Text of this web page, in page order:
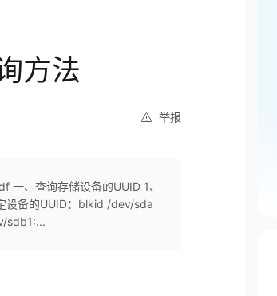
方法
举报
一、查询存储设备的UUID 1、
设备的UUID：blkid /dev/sda
sdb1:...